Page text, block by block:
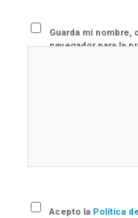
Guarda mi
navegador para la
Acepto la Política